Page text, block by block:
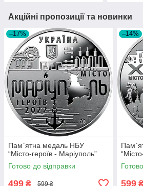
Акційні пропозиції та новинки
–17%
Пам`ятна медаль НБУ
“Місто-героїв - Маріуполь”
Готово до відправки
499 ₴ 599 ₴
–14%
599